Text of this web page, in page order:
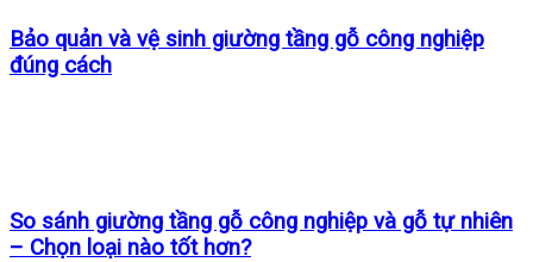
Bảo quản và vệ sinh giường tầng gỗ công nghiệp
đúng cách
So sánh giường tầng gỗ công nghiệp và gỗ tự nhiên
– Chọn loại nào tốt hơn?